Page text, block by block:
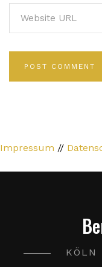
Impressum //
KÖLN